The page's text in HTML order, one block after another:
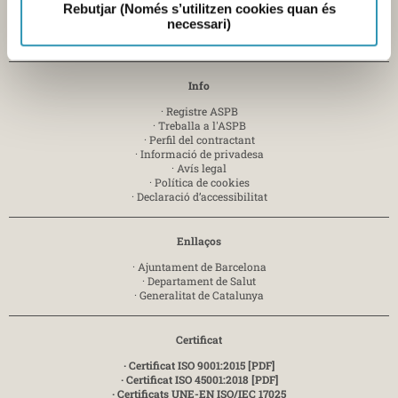
Rebutjar (Només s’utilitzen cookies quan és
necessari)
Mercabarna
Zona Franca, sector C - 08040 Barcelona-T. 935 563 341
Info
· Registre ASPB
· Treballa a l'ASPB
· Perfil del contractant
· Informació de privadesa
· Avís legal
· Política de cookies
· Declaració d’accessibilitat
Enllaços
· Ajuntament de Barcelona
· Departament de Salut
· Generalitat de Catalunya
Certificat
· Certificat ISO 9001:2015 [PDF]
· Certificat ISO 45001:2018 [PDF]
· Certificats UNE-EN ISO/IEC 17025